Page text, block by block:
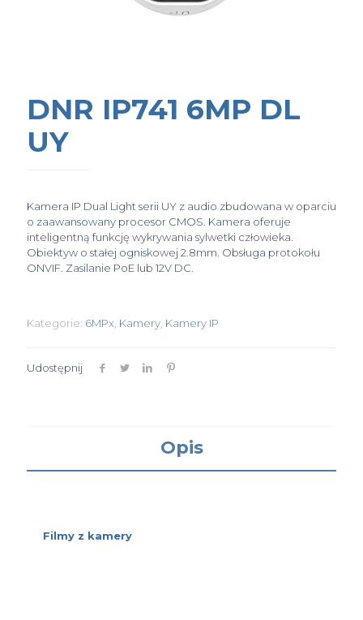
DNR IP741 6MP DL
UY
Kamera IP Dual Light serii UY z audio zbudowana w oparciu
o zaawansowany procesor CMOS. Kamera oferuje
inteligentną funkcję wykrywania sylwetki człowieka.
Obiektyw o stałej ogniskowej 2.8mm. Obsługa protokołu
ONVIF. Zasilanie PoE lub 12V DC.
Kategorie: 6MPx Kamery Kamery IP
Udostępnij
Opis
Filmy z kamery